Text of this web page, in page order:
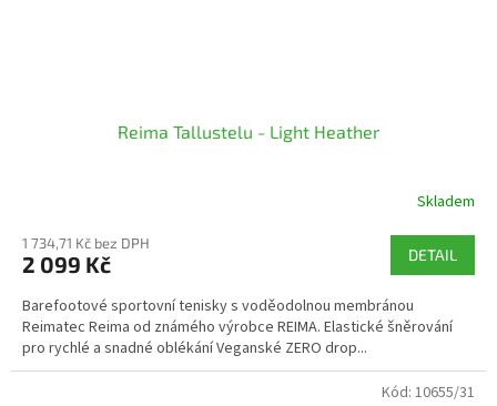
Reima Tallustelu - Light Heather
Skladem
1 734,71 Kč bez DPH
2 099 Kč DETAIL
Barefootové sportovní tenisky s voděodolnou membránou
Reimatec Reima od známého výrobce REIMA. Elastické šněrování
pro rychlé a snadné oblékání Veganské ZERO drop...
Kód: 10655/31